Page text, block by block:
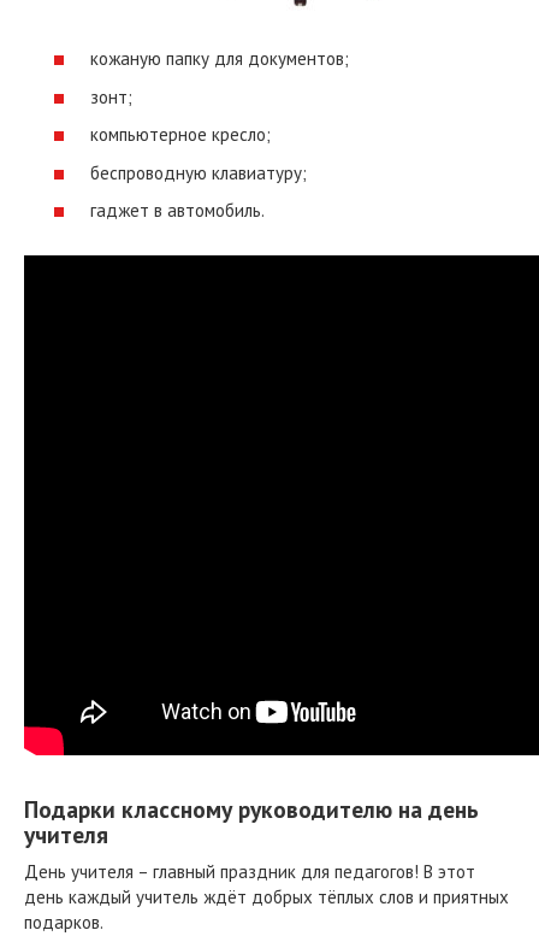
кожаную папку для документов;
зонт;
компьютерное кресло;
беспроводную клавиатуру;
гаджет в автомобиль.
Подарки классному руководителю на день
учителя
День учителя – главный праздник для педагогов! В этот
день каждый учитель ждёт добрых тёплых слов и приятных
подарков.